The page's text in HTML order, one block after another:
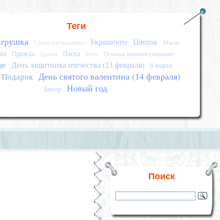
Теги
Схема для вышивки Украшение Цветок Мыло
Одежда Дракон Пасха Бусы Основы вязания спицами
День защитника отечества (23 февраля) 8 марта
Подарок День святого валентина (14 февраля)
Бисер Новый год
Поиск